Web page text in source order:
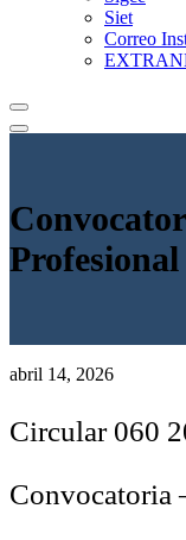
Siet
Correo
abril 14, 2026
Circular 060